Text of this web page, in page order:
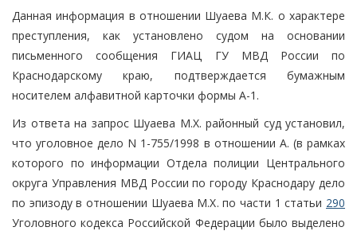
Данная информация в отношении Шуаева М.К. о характере
преступления, как установлено судом на основании
письменного сообщения ГИАЦ ГУ МВД России по
Краснодарскому краю, подтверждается бумажным
носителем алфавитной карточки формы А-1.
Из ответа на запрос Шуаева М.Х. районный суд установил,
что уголовное дело N 1-755/1998 в отношении А. (в рамках
которого по информации Отдела полиции Центрального
округа Управления МВД России по городу Краснодару дело
по эпизоду в отношении Шуаева М.Х. по части 1 статьи 290
Уголовного кодекса Российской Федерации было выделено